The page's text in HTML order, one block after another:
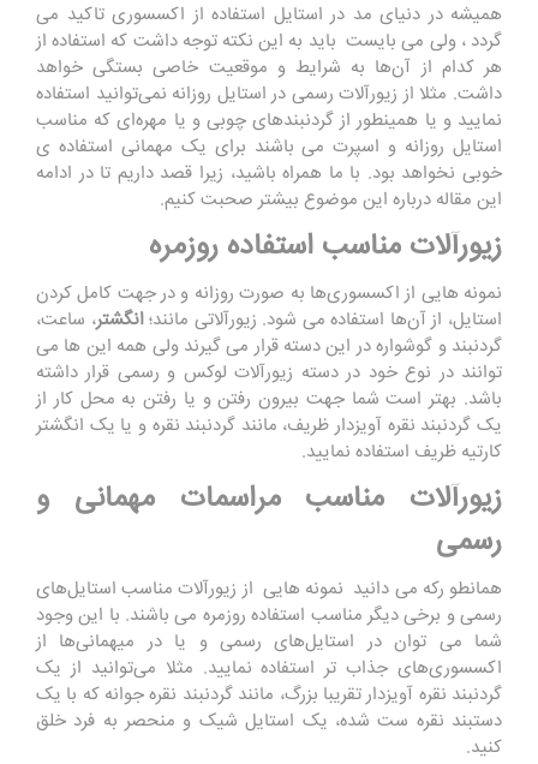
همیشه در دنیای مد در استایل استفاده از اکسسوری تاکید می
گردد ، ولی می بایست باید به این نکته توجه داشت که استفاده از
هر کدام از آن‌ها به شرایط و موقعیت خاصی بستگی خواهد
داشت. مثلا از زیورآلات رسمی در استایل روزانه نمی‌توانید استفاده
نمایید و یا همینطور از گردنبندهای چوبی و یا مهره‌ای که مناسب
استایل روزانه و اسپرت می باشند برای یک مهمانی استفاده ی
خوبی نخواهد بود. با ما همراه باشید، زیرا قصد داریم تا در ادامه
این مقاله درباره این موضوع بیشتر صحبت کنیم.
زیورآلات مناسب استفاده روزمره
نمونه هایی از اکسسوری‌ها به صورت روزانه و در جهت کامل کردن
استایل، از آن‌ها استفاده می شود. زیورآلاتی مانند؛انگشتر، ساعت،
گردنبند و گوشواره در این دسته قرار می گیرند ولی همه این ها می
‌توانند در نوع خود در دسته زیورآلات لوکس و رسمی قرار داشته
باشد. بهتر است شما جهت بیرون رفتن و یا رفتن به محل کار از
یک گردنبند نقره آویزدار ظریف، مانند گردنبند نقره و یا یک انگشتر
کارتیه ظریف استفاده نمایید.
زیورآلات مناسب مراسمات مهمانی و
رسمی
همانطو رکه می دانید نمونه هایی از زیورآلات مناسب استایل‌های
رسمی و برخی دیگر مناسب استفاده روزمره می باشند. با این وجود
شما می توان در استایل‌های رسمی و یا در میهمانی‌ها از
اکسسوری‌های جذاب ‌تر استفاده نمایید. مثلا می‌توانید از یک
گردنبند نقره آویزدار تقریبا بزرگ، مانند گردنبند نقره جوانه که با یک
دستبند نقره ست شده، یک استایل شیک و منحصر به فرد خلق
کنید.